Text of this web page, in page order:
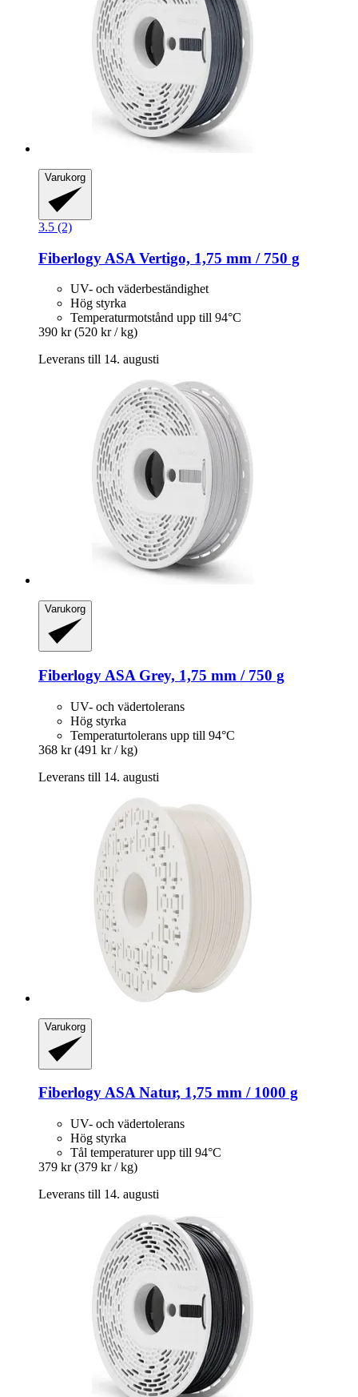
Varukorg
3.5 (2)
Fiberlogy ASA Vertigo, 1,75 mm / 750 g
UV- och väderbeständighet
Hög styrka
Temperaturmotstånd upp till 94°C
390 kr (520 kr / kg)
Leverans till 14. augusti
Varukorg
Fiberlogy ASA Grey, 1,75 mm / 750 g
UV- och vädertolerans
Hög styrka
Temperaturtolerans upp till 94°C
368 kr (491 kr / kg)
Leverans till 14. augusti
Varukorg
FiberlogyASA Natur, 1,75 mm / 1000 g
UV- och vädertolerans
Hög styrka
Tål temperaturer upp till 94°C
379 kr (379 kr / kg)
Leverans till 14. augusti